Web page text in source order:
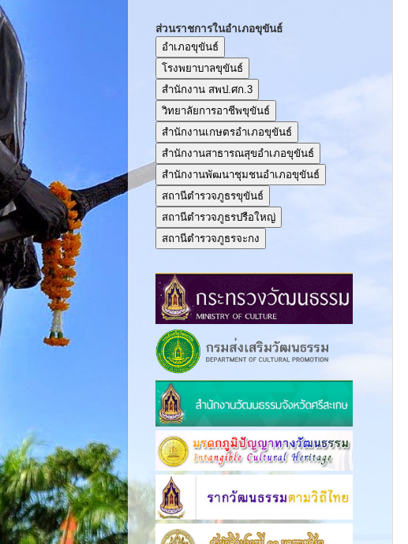
ส่วนราชการในอำเภอขุขันธ์
อำเภอขุขันธ์
โรงพยาบาลขุขันธ์
สำนักงาน สพป.ศก.3
วิทยาลัยการอาชีพขุขันธ์
สำนักงานเกษตรอำเภอขุขันธ์
สำนักงานสาธารณสุขอำเภอขุขันธ์
สำนักงานพัฒนาชุมชนอำเภอขุขันธ์
สถานีตำรวจภูธรขุขันธ์
สถานีตำรวจภูธรปรือใหญ่
สถานีตำรวจภูธรจะกง